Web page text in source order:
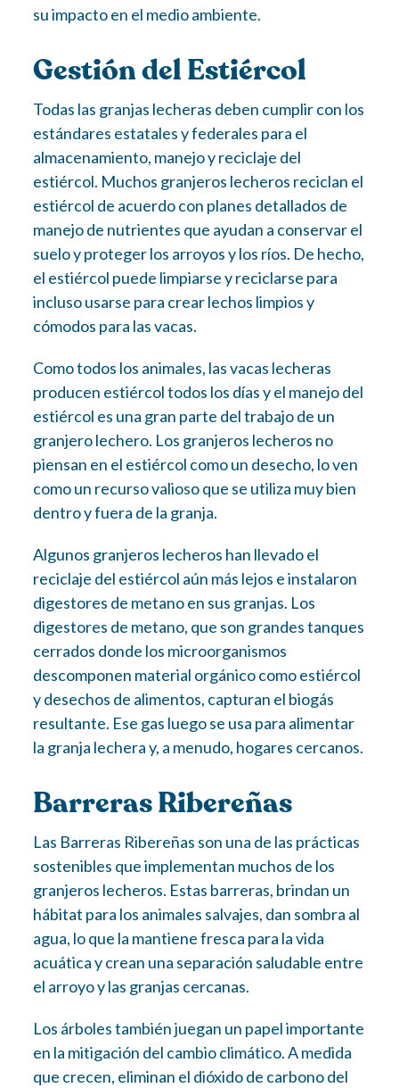
su impacto en el medio ambiente.
Gestión del Estiércol
Todas las granjas lecheras deben cumplir con los
estándares estatales y federales para el
almacenamiento, manejo y reciclaje del
estiércol. Muchos granjeros lecheros reciclan el
estiércol de acuerdo con planes detallados de
manejo de nutrientes que ayudan a conservar el
suelo y proteger los arroyos y los ríos. De hecho,
el estiércol puede limpiarse y reciclarse para
incluso usarse para crear lechos limpios y
cómodos para las vacas.
Como todos los animales, las vacas lecheras
producen estiércol todos los días y el manejo del
estiércol es una gran parte del trabajo de un
granjero lechero. Los granjeros lecheros no
piensan en el estiércol como un desecho, lo ven
como un recurso valioso que se utiliza muy bien
dentro y fuera de la granja.
Algunos granjeros lecheros han llevado el
reciclaje del estiércol aún más lejos e instalaron
digestores de metano en sus granjas. Los
digestores de metano, que son grandes tanques
cerrados donde los microorganismos
descomponen material orgánico como estiércol
y desechos de alimentos, capturan el biogás
resultante. Ese gas luego se usa para alimentar
la granja lechera y, a menudo, hogares cercanos.
Barreras Ribereñas
Las Barreras Ribereñas son una de las prácticas
sostenibles que implementan muchos de los
granjeros lecheros. Estas barreras, brindan un
hábitat para los animales salvajes, dan sombra al
agua, lo que la mantiene fresca para la vida
acuática y crean una separación saludable entre
el arroyo y las granjas cercanas.
Los árboles también juegan un papel importante
en la mitigación del cambio climático. A medida
que crecen, eliminan el dióxido de carbono del